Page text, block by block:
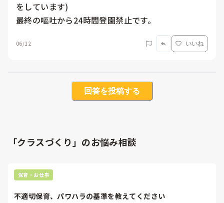
をしています)
最終の嘔吐から24時間登園禁止です。
06/12 いいね
回答を投稿する
「クラスづくり」のお悩み相談
保育・お仕事
不適切保育、パワハラの基準を教えてください